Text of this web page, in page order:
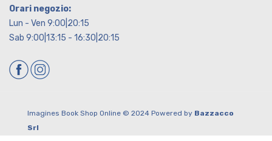
Orari negozio:
Lun - Ven 9:00|20:15
Sab 9:00|13:15 - 16:30|20:15
Imagines Book Shop Online © 2024 Powered by Bazzacco
Srl